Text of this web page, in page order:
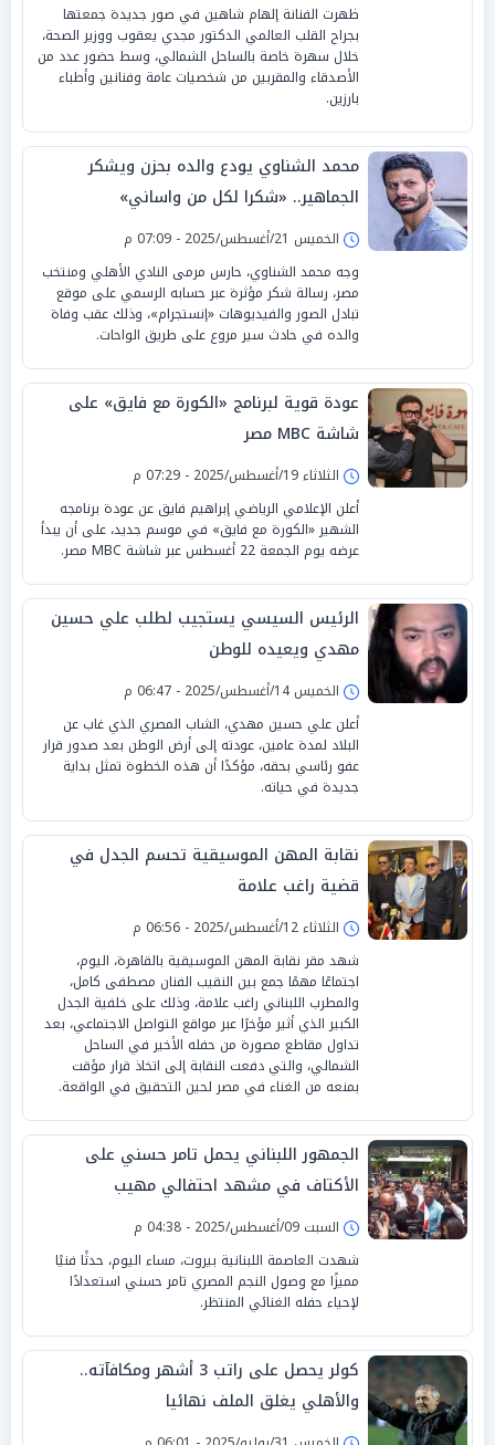
ظهرت الفنانة إلهام شاهين في صور جديدة جمعتها
بجراح القلب العالمي الدكتور مجدي يعقوب ووزير الصحة،
خلال سهرة خاصة بالساحل الشمالي، وسط حضور عدد من
الأصدقاء والمقربين من شخصيات عامة وفنانين وأطباء
بارزين.
محمد الشناوي يودع والده بحزن ويشكر
الجماهير.. «شكرا لكل من واساني»
الخميس 21/أغسطس/2025 - 07:09 م
وجه محمد الشناوي، حارس مرمى النادي الأهلي ومنتخب
مصر، رسالة شكر مؤثرة عبر حسابه الرسمي على موقع
تبادل الصور والفيديوهات «إنستجرام»، وذلك عقب وفاة
والده في حادث سير مروع على طريق الواحات.
عودة قوية لبرنامج «الكورة مع فايق» على
شاشة MBC مصر
الثلاثاء 19/أغسطس/2025 - 07:29 م
أعلن الإعلامي الرياضي إبراهيم فايق عن عودة برنامجه
الشهير «الكورة مع فايق» في موسم جديد، على أن يبدأ
عرضه يوم الجمعة 22 أغسطس عبر شاشة MBC مصر.
الرئيس السيسي يستجيب لطلب علي حسين
مهدي ويعيده للوطن
الخميس 14/أغسطس/2025 - 06:47 م
أعلن علي حسين مهدي، الشاب المصري الذي غاب عن
البلاد لمدة عامين، عودته إلى أرض الوطن بعد صدور قرار
عفو رئاسي بحقه، مؤكدًا أن هذه الخطوة تمثل بداية
جديدة في حياته.
نقابة المهن الموسيقية تحسم الجدل في
قضية راغب علامة
الثلاثاء 12/أغسطس/2025 - 06:56 م
شهد مقر نقابة المهن الموسيقية بالقاهرة، اليوم،
اجتماعًا مهمًا جمع بين النقيب الفنان مصطفى كامل،
والمطرب اللبناني راغب علامة، وذلك على خلفية الجدل
الكبير الذي أثير مؤخرًا عبر مواقع التواصل الاجتماعي، بعد
تداول مقاطع مصورة من حفله الأخير في الساحل
الشمالي، والتي دفعت النقابة إلى اتخاذ قرار مؤقت
بمنعه من الغناء في مصر لحين التحقيق في الواقعة.
الجمهور اللبناني يحمل تامر حسني على
الأكتاف في مشهد احتفالي مهيب
السبت 09/أغسطس/2025 - 04:38 م
شهدت العاصمة اللبنانية بيروت، مساء اليوم، حدثًا فنيًا
مميزًا مع وصول النجم المصري تامر حسني استعدادًا
لإحياء حفله الغنائي المنتظر.
كولر يحصل على راتب 3 أشهر ومكافآته..
والأهلي يغلق الملف نهائيا